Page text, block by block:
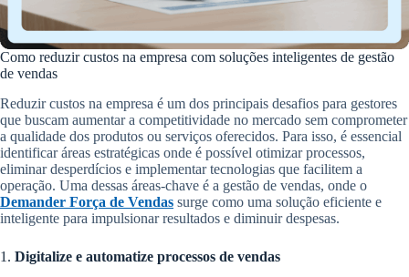
Como reduzir custos na empresa com soluções inteligentes de gestão
de vendas
Reduzir custos na empresa é um dos principais desafios para gestores
que buscam aumentar a competitividade no mercado sem comprometer
a qualidade dos produtos ou serviços oferecidos. Para isso, é essencial
identificar áreas estratégicas onde é possível otimizar processos,
eliminar desperdícios e implementar tecnologias que facilitem a
operação. Uma dessas áreas-chave é a gestão de vendas, onde o
Demander Força de Vendas surge como uma solução eficiente e
inteligente para impulsionar resultados e diminuir despesas.
1. Digitalize e automatize processos de vendas